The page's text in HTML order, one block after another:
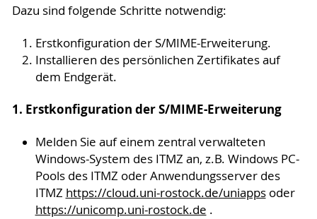
Dazu sind folgende Schritte notwendig:
Erstkonfiguration der S/MIME-Erweiterung.
Installieren des persönlichen Zertifikates auf
dem Endgerät.
1. Erstkonfiguration der S/MIME-Erweiterung
Melden Sie auf einem zentral verwalteten
Windows-System des ITMZ an, z.B. Windows PC-
Pools des ITMZ oder Anwendungsserver des
ITMZ https://cloud.uni-rostock.de/uniappsoder
https://unicomp.uni-rostock.de .